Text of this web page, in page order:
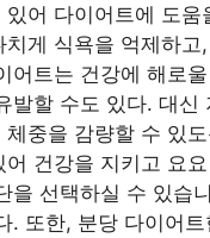
있어 다이어트에 도움
게 식욕을 억제하고
어트는 건강에 해로
발할 수도 있다. 대신
체중을 감량할 수 있
어 건강을 지키고 요
을 선택하실 수 있습
. 또한, 분당 다이어트